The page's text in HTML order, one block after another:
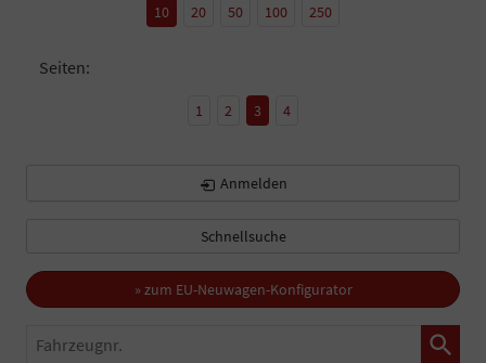
10 20 50 100 250
Seiten:
1 2 3 4
Anmelden
Schnellsuche
» zum EU-Neuwagen-Konfigurator
Fahrzeugnr.